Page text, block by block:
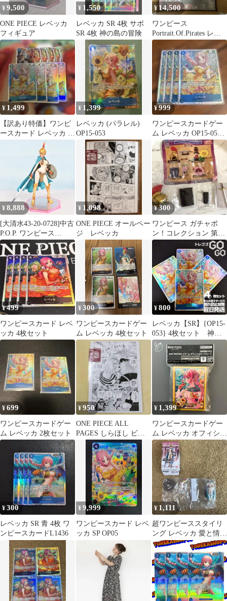
¥9,500
ONE PIECE レベッカ
フィギュア
¥ 1,550
レベッカ SR 4枚 サボ
SR 4枚 神の島の冒険
¥ 14,500
ワンピース
Portrait.Of.Pirates レベ
ッカ 初版2014年
¥ 1,499
【訳あり特価】ワンピ
ースカード レベッカ サ
ボ SR 8枚
¥ 1,399
レベッカ (パラレル)
OP15-053
¥999
ワンピースカードゲー
ム レベッカ OP15-053 4
枚
¥8,888
[大清水43-20-0728]中古
P.O.P. ワンピース
Sailing Again 剣闘士レ
ベッカ 限定復刻版 フィ
ギュア
¥ 1,098
ONE PIECE オールペー
ジ レベッカ
¥300
ワンピース ガチャポ
ン！コレクション 第四
弾 レベッカ
¥499
ワンピースカード レベ
ッカ 4枚セット
¥300
ワンピースカードゲー
ム レベッカ 4枚セット
¥800
レベッカ【SR】{OP15-
053} 4枚セット 神の
島の冒険【OP-15】 2
¥699
ワンピースカードゲー
ム レベッカ 2枚セット
¥950
ONE PIECE ALL
PAGES しらほし ビビ
レベッカ 世界会議編
¥ 1,399
ワンピースカードゲー
ム レベッカ オフィシャ
ルカードスリーブ リミ
テッドエディション
vol.3
¥300
レベッカ SR 青 4枚 ワ
ンピースカードL1436
¥9,999
ワンピースカード レベ
ッカ SP OP05
¥ 1,111
超ワンピーススタイリ
ング レベッカ 愛と情熱
の国へ